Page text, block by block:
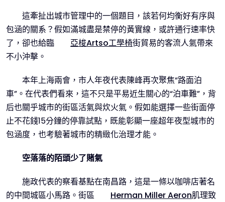
這牽扯出城市管理中的一個題目，該若何均衡好有序與
包涵的關系？假如滿城盡是禁停的黃實線，或許通行速率快
了，卻也給臨
亞梭Artso工學椅街貿易的客流人氣帶來
不小沖擊。
本年上海兩會，市人年夜代表陳峰再次聚焦“路面泊
車”。在代表們看來，這不只是平易近生關心的“泊車難”，背
后也關乎城市的街區活氣與炊火氣。假如能選擇一些街面停
止不花錢15分鐘的停靠試點，既能彰顯一座超年夜型城市的
包涵度，也考驗著城市的精緻化治理才能。
空落落的陌頭少了賭氣
施政代表的察看基點在南昌路，這是一條以咖啡店著名
的中間城區小馬路。街區
Herman Miller Aeron肌理致